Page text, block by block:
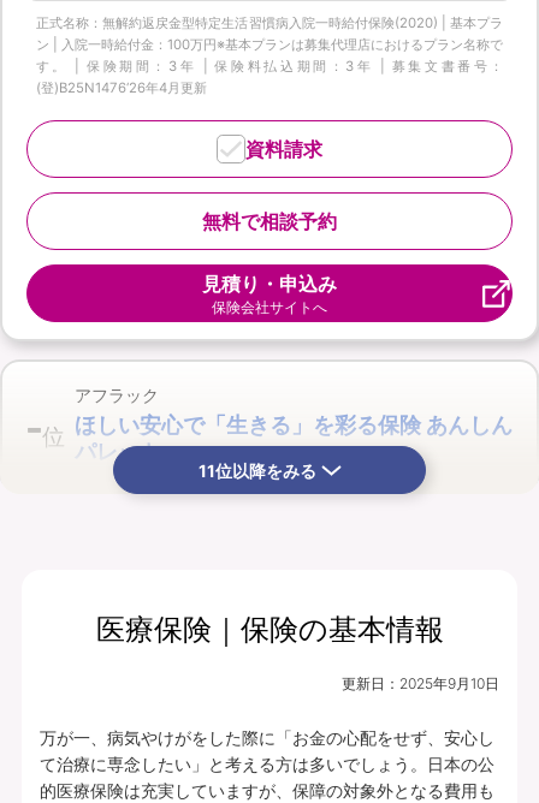
正式名称：無解約返戻金型特定生活習慣病入院一時給付保険(2020) | 基本プラ
ン | 入院一時給付金：100万円※基本プランは募集代理店におけるプラン名称で
す。 | 保険期間：3年 | 保険料払込期間：3年 | 募集文書番号：
(登)B25N1476‘26年4月更新
無料で相談予約
資料請求
見積り・申込み
保険会社サイトへ
-位
アフラック
ほしい安心で「生きる」を彩る保険 あんしん
パレット
月払保険料 保険期間
終身（総合先進医
プランの中身を見る
11位以降をみる
医療保険｜保険の基本情報
更新日： 2025年9月10日
万が一、病気やけがをした際に「お金の心配をせず、安心し
て治療に専念したい」と考える方は多いでしょう。日本の公
的医療保険は充実していますが、保障の対象外となる費用も